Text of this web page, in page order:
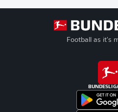
Football as it's